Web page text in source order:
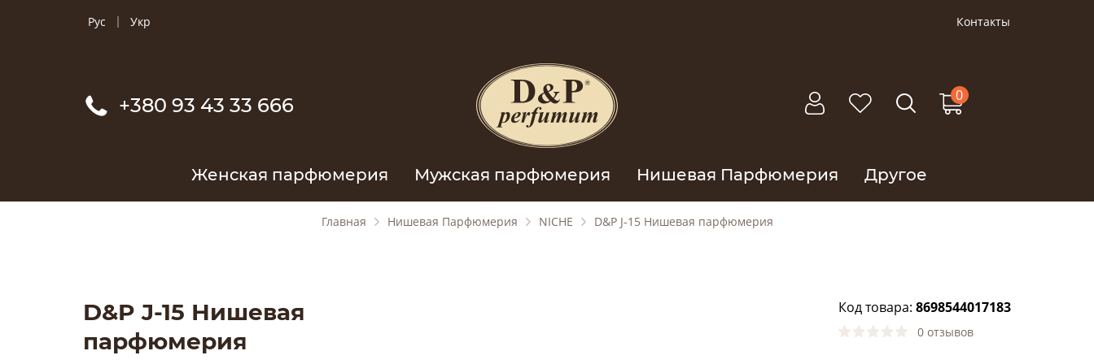
Рус Укр Контакты
+380 93 43 33 666 0
Женская парфюмерия Мужская парфюмерия Нишевая Парфюмерия Другое
Главная Нишевая Парфюмерия NICHE D&P J-15 Нишевая парфюмерия
D&P J-15 Нишевая
парфюмерия
Код товара: 8698544017183
0 отзывов